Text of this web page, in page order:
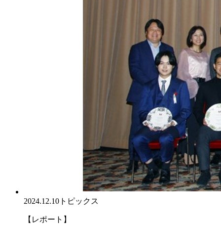
2024.12.10 トピックス
【レポート】